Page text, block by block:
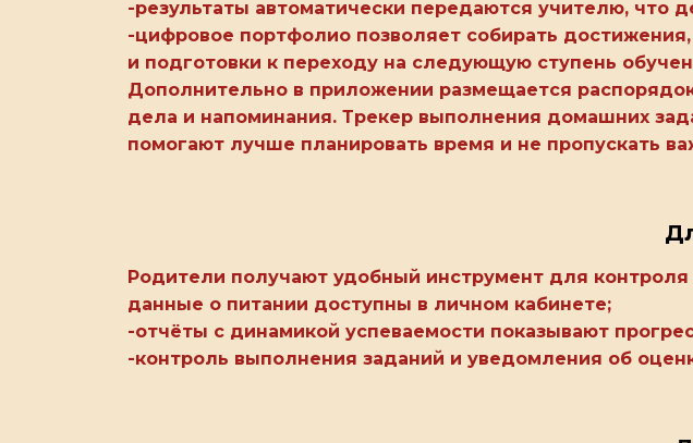
-результаты автоматически передаются учителю, что
-цифровое портфолио позволяет собирать
и подготовки к переходу на следующую ступень
Дополнительно в приложении размещается
дела и напоминания. Трекер выполнения домашних
помогают лучше планировать время и не пропускать
Родители получают удобный инструмент для
данные о питании доступны в личном кабинете;
-отчёты с динамикой успеваемости показывают
-контроль выполнения заданий и уведомления об